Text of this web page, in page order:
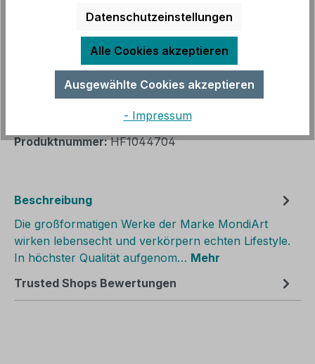
Sofort verfügbar, Lieferzeit: 3 - 14 Werktage
Produkt Anzahl: Gib denIn den Warenkorb
Zum Merkzettel hinzufügen
Produktnummer:HF1044704
Beschreibung
Die großformatigen Werke der Marke MondiArt
wirken lebensecht und verkörpern echten Lifestyle.
In höchster Qualität aufgenom… Mehr
Trusted Shops Bewertungen
Datenschutzeinstellungen
Alle Cookies akzeptieren
Ausgewählte Cookies akzeptieren
- Impressum